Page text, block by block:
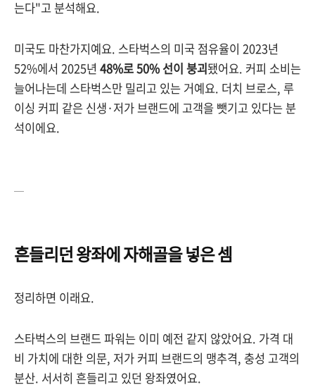
는다"고 분석해요.
미국도 마찬가지예요. 스타벅스의 미국 점유율이 2023년
52%에서 2025년 48%로 50% 선이 붕괴됐어요. 커피 소비는
늘어나는데 스타벅스만 밀리고 있는 거예요. 더치 브로스, 루
이싱 커피 같은 신생·저가 브랜드에 고객을 뺏기고 있다는 분
석이에요.
—
흔들리던 왕좌에 자해골을 넣은 셈
정리하면 이래요.
스타벅스의 브랜드 파워는 이미 예전 같지 않았어요. 가격 대
비 가치에 대한 의문, 저가 커피 브랜드의 맹추격, 충성 고객의
분산. 서서히 흔들리고 있던 왕좌였어요.